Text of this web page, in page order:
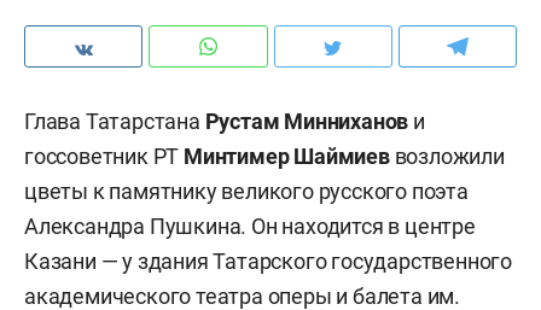
Глава Татарстана Рустам Минниханов и
госсоветник РТ Минтимер Шаймиеввозложили
цветы к памятнику великого русского поэта
Александра Пушкина. Он находится в центре
Казани — у здания Татарского государственного
академического театра оперы и балета им.